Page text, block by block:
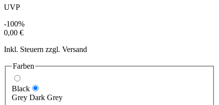
UVP
-100%
0,00 €
Inkl. Steuern zzgl. Versand
Farben
Black
Grey Dark Grey